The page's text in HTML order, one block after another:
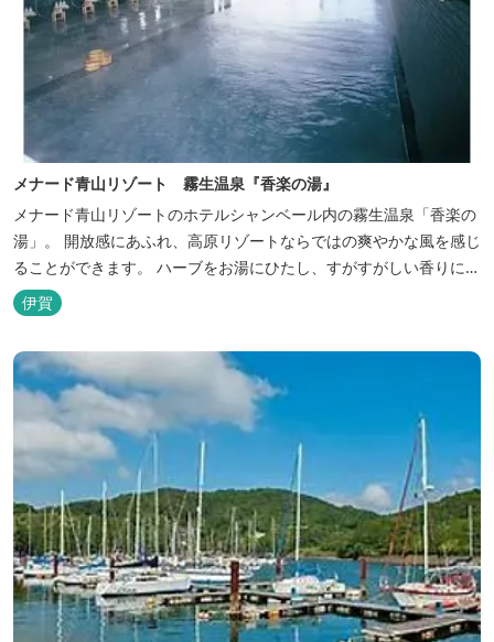
メナード青山リゾート 霧生温泉『香楽の湯』
メナード青山リゾートのホテルシャンベール内の霧生温泉「香楽の
湯」。 開放感にあふれ、高原リゾートならではの爽やかな風を感じ
ることができます。 ハーブをお湯にひたし、すがすがしい香りに心
あらわれる「香りの湯」は、特に女性の方に人気です。 その他、
広々とした空間とたっぷりのお湯が魅力の「大浴場」、高原の景色
を満喫できる「露天風呂」、さらに「ミストサウナ」の合計4種の
お湯をお楽しみいただけま...
伊賀